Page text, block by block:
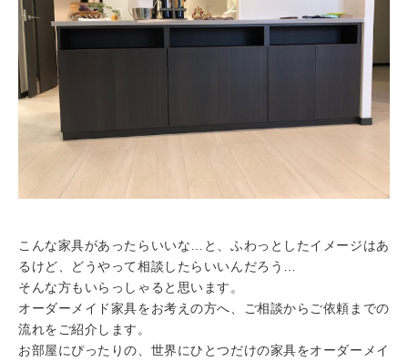
こんな家具があったらいいな…と、ふわっとしたイメージはあ
るけど、どうやって相談したらいいんだろう…
そんな方もいらっしゃると思います。
オーダーメイド家具をお考えの方へ、ご相談からご依頼までの
流れをご紹介します。
お部屋にぴったりの、世界にひとつだけの家具をオーダーメイ